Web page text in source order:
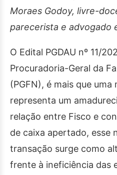
Moraes Godoy, livre-
parecerista e advogado
O Edital PGDAU nº 11/
Procuradoria-Geral da
(PGFN), é mais que
representa um
relação entre Fisco e
de caixa apertado, esse
transação surge como
frente à ineficiência das